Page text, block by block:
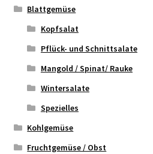
Blattgemüse
Kopfsalat
Pflück- und Schnittsalate
Mangold / Spinat/ Rauke
Wintersalate
Spezielles
Kohlgemüse
Fruchtgemüse / Obst